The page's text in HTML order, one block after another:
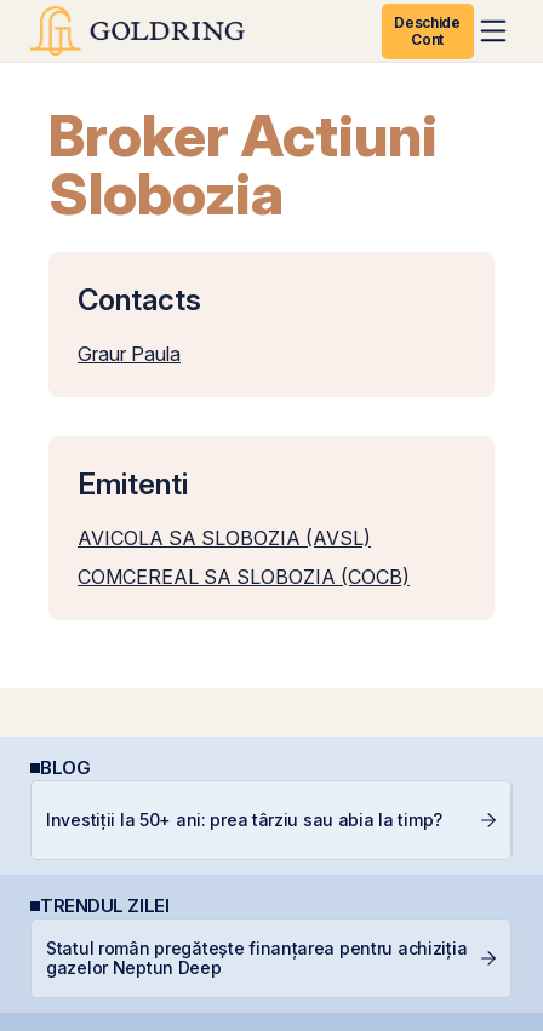
Deschide
Cont
Broker Actiuni
Slobozia
Contacts
Graur Paula
Emitenti
AVICOLA SA SLOBOZIA (AVSL)
COMCEREAL SA SLOBOZIA (COCB)
BLOG
Investiții la 50+ ani: prea târziu sau abia la timp?
TRENDUL ZILEI
Statul român pregătește finanțarea pentru achiziția
gazelor Neptun Deep